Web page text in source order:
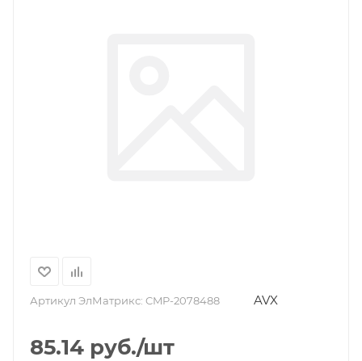
Артикул ЭлМатрикс: CMP-2078488 AVX
85.14 руб./шт